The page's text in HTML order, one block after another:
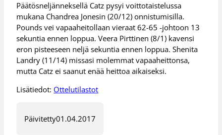
Päätösneljänneksellä Catz pysyi voittotaistelussa
mukana Chandrea Jonesin (20/12) onnistumisilla.
Pounds vei vapaaheitollaan vieraat 62-65 -johtoon 13
sekuntia ennen loppua. Veera Pirttinen (8/1) kavensi
eron pisteeseen neljä sekuntia ennen loppua. Shenita
Landry (11/14) missasi molemmat vapaaheittonsa,
mutta Catz ei saanut enää heittoa aikaiseksi.
Lisätiedot: Ottelutilastot
Päivitetty01.04.2017